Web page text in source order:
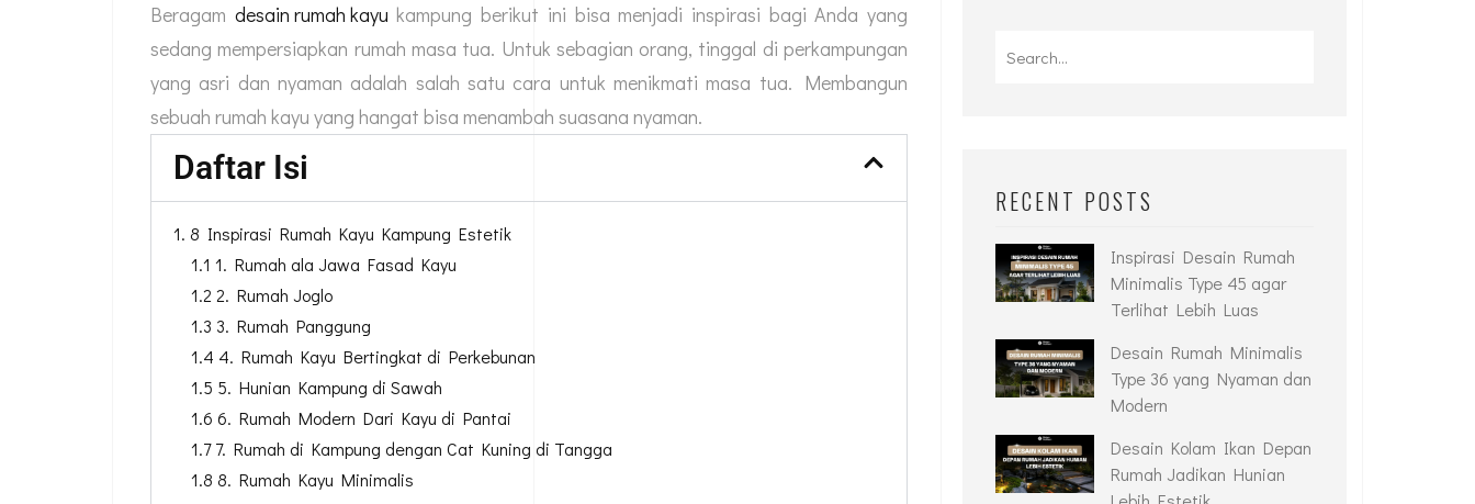
Beragam desain rumah kayu kampung berikut ini bisa menjadi inspirasi bagi Anda yang
sedang mempersiapkan rumah masa tua. Untuk sebagian orang, tinggal di perkampungan
yang asri dan nyaman adalah salah satu cara untuk menikmati masa tua. Membangun
sebuah rumah kayu yang hangat bisa menambah suasana nyaman.
Daftar Isi
1. 8 Inspirasi Rumah Kayu Kampung Estetik
1.1 1. Rumah ala Jawa Fasad Kayu
1.2 2. Rumah Joglo
1.3 3. Rumah Panggung
1.4 4. Rumah Kayu Bertingkat di Perkebunan
1.5 5. Hunian Kampung di Sawah
1.6 6. Rumah Modern Dari Kayu di Pantai
1.7 7. Rumah di Kampung dengan Cat Kuning di Tangga
1.8 8. Rumah Kayu Minimalis
RECENT POSTS
Inspirasi Desain Rumah
Minimalis Type 45 agar
Terlihat Lebih Luas
Desain Rumah Minimalis
Type 36 yang Nyaman dan
Modern
Desain Kolam Ikan Depan
Rumah Jadikan Hunian